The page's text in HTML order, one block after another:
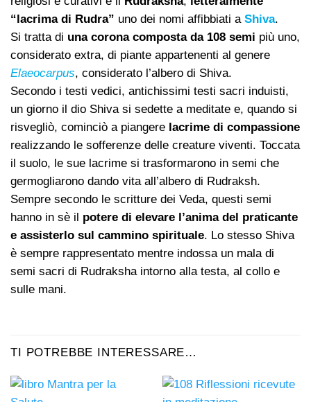
“lacrima di Rudra” uno dei nomi affibbiati a Shiva.
Si tratta di una corona composta da 108 semi più uno,
considerato extra, di piante appartenenti al genere
Elaeocarpus, considerato l’albero di Shiva.
Secondo i testi vedici, antichissimi testi sacri induisti,
un giorno il dio Shiva si sedette a meditate e, quando si
risvegliò, cominciò a piangere lacrime di compassione
realizzando le sofferenze delle creature viventi. Toccata
il suolo, le sue lacrime si trasformarono in semi che
germogliarono dando vita all’albero di Rudraksh.
Sempre secondo le scritture dei Veda, questi semi
hanno in sè il potere di elevare l’anima del praticante
e assisterlo sul cammino spirituale. Lo stesso Shiva
è sempre rappresentato mentre indossa un mala di
semi sacri di Rudraksha intorno alla testa, al collo e
sulle mani.
TI POTREBBE INTERESSARE…